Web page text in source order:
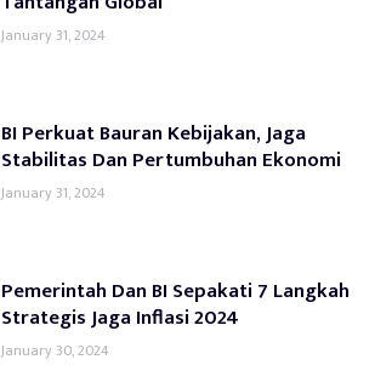
January 31, 2024
BI Perkuat Bauran Kebijakan, Jaga
Stabilitas Dan Pertumbuhan Ekonomi
January 31, 2024
Pemerintah Dan BI Sepakati 7 Langkah
Strategis Jaga Inflasi 2024
January 30, 2024